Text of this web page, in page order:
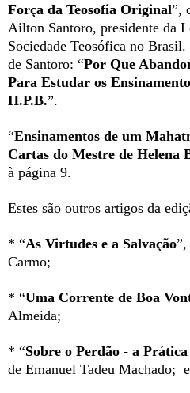
Força da Teosofia Original”,
Ailton Santoro, presidente da
Sociedade Teosófica no
de Santoro: “Por Que
Para Estudar os
H.P.B.”.
“Ensinamentos de um
Cartas do Mestre de Helena
à página 9.
Estes são outros artigos da
* “As Virtudes e a Salvação”,
Carmo;
* “Uma Corrente de Boa
Almeida;
* “Sobre o Perdão - a
de Emanuel Tadeu Machado; e